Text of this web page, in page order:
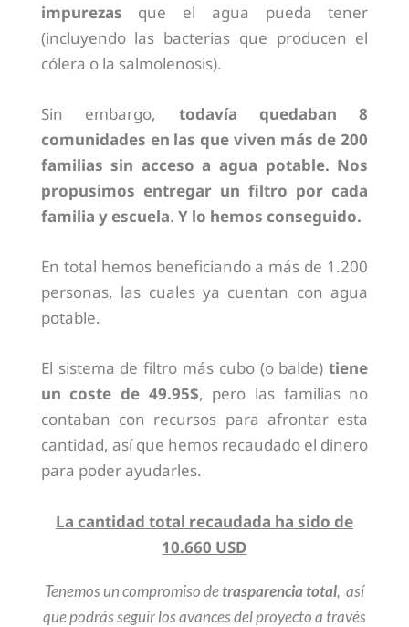
impurezas que el agua pueda tener
(incluyendo las bacterias que producen el
cólera o la salmolenosis).
Sin embargo, todavía quedaban 8
comunidades en las que viven más de 200
familias sin acceso a agua potable. Nos
propusimos entregar un filtro por cada
familia y escuela. Y lo hemos conseguido.
En total hemos beneficiando a más de 1.200
personas, las cuales ya cuentan con agua
potable.
El sistema de filtro más cubo (o balde) tiene
un coste de 49.95$, pero las familias no
contaban con recursos para afrontar esta
cantidad, así que hemos recaudado el dinero
para poder ayudarles.
La cantidad total recaudada ha sido de
10.660 USD
Tenemos un compromiso detrasparencia total, así
que podrás seguir los avances del proyecto a través